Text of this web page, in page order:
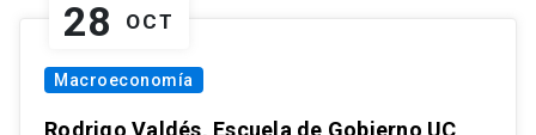
28 OCT
Macroeconomía
Rodrigo Valdés, Escuela de Gobierno UC